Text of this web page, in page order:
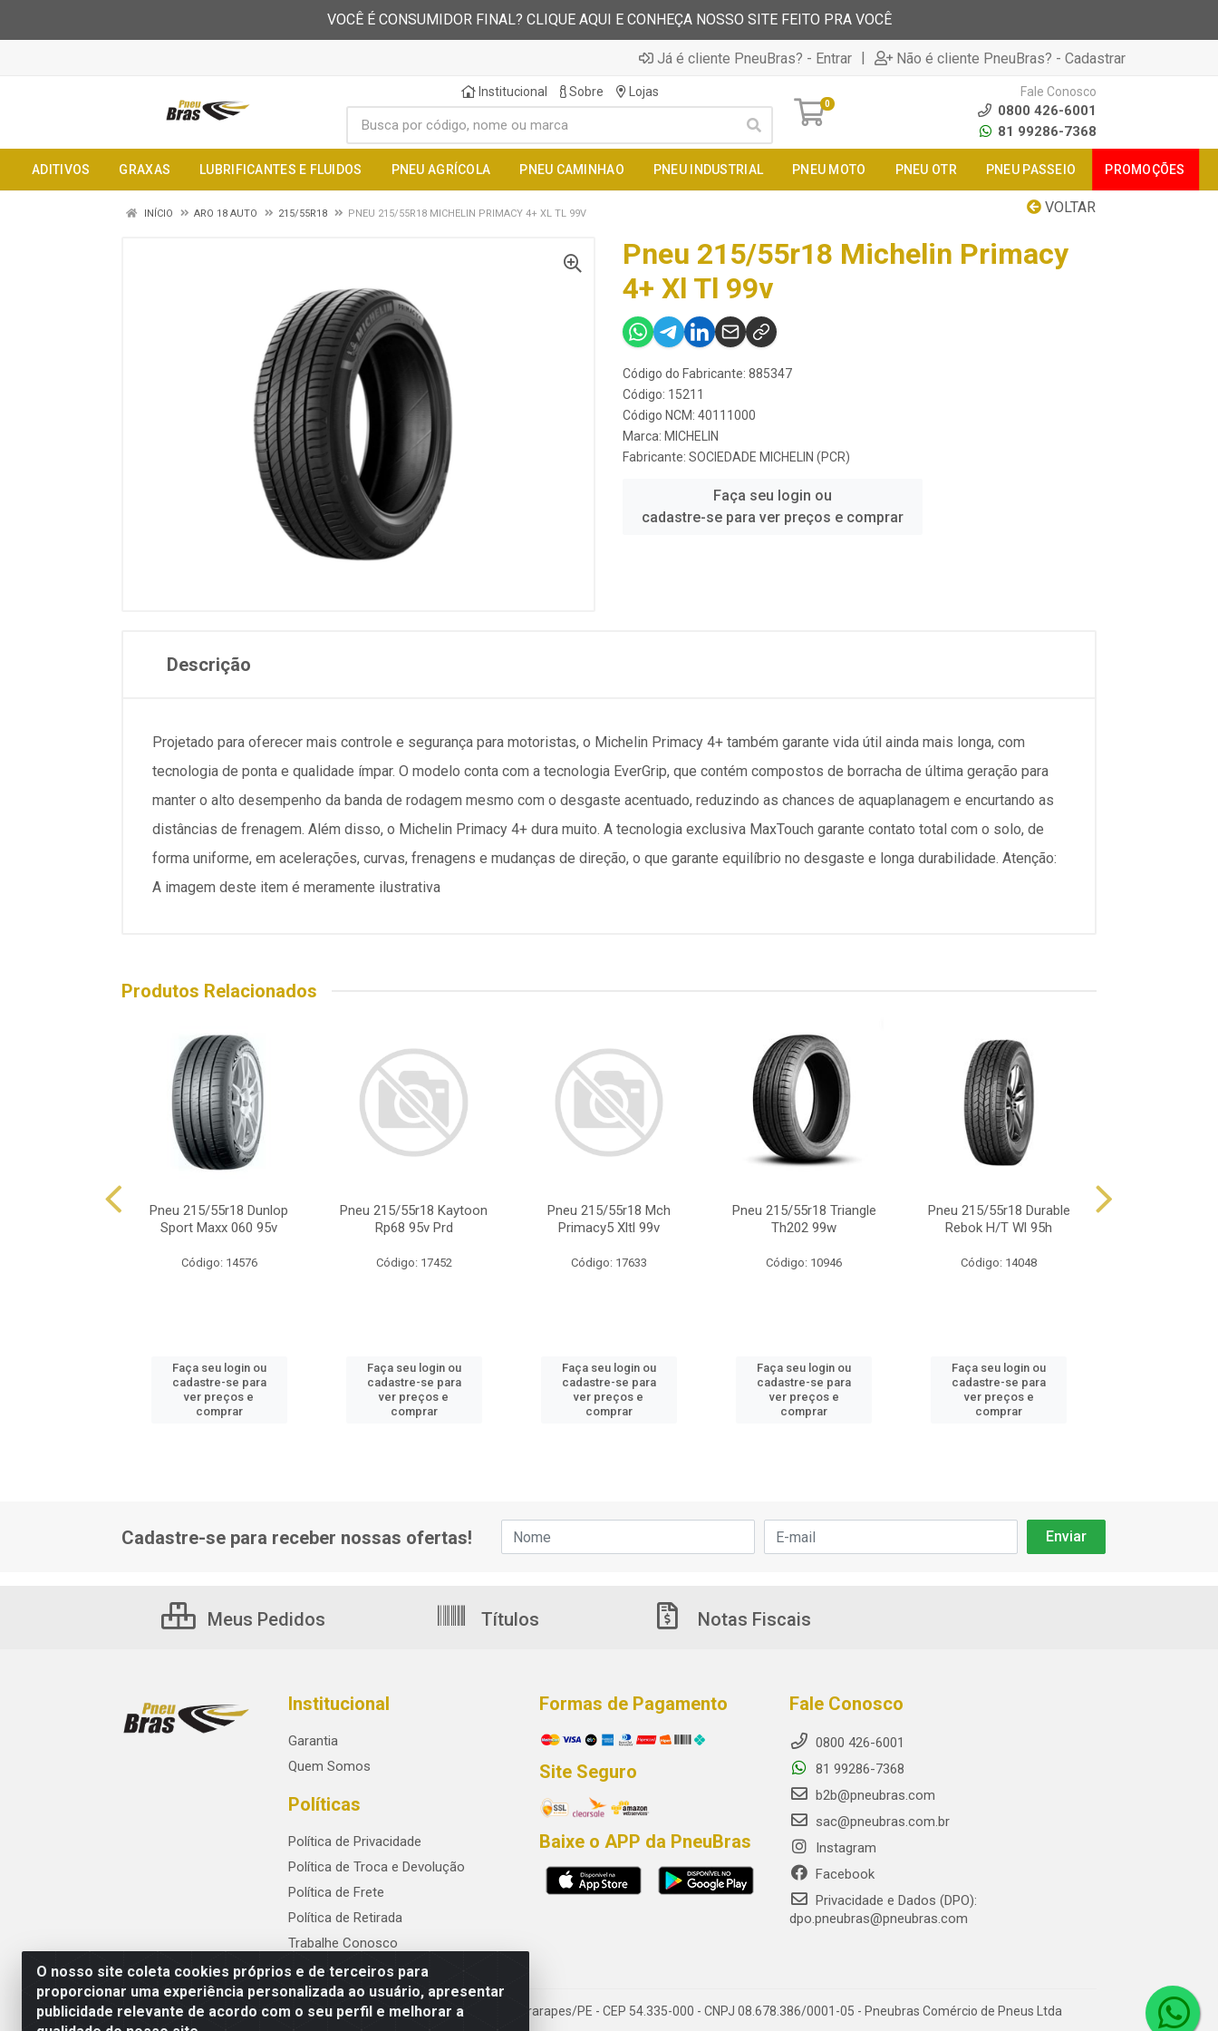
VOCÊ É CONSUMIDOR FINAL? CLIQUE AQUI E CONHEÇA NOSSO SITE FEITO PRA VOCÊ
Já é cliente PneuBras? - Entrar | Não é cliente PneuBras? - Cadastrar
Institucional Sobre Lojas
0
Fale Conosco
0800 426-6001
81 99286-7368
ADITIVOS GRAXAS LUBRIFICANTES E FLUIDOS PNEU AGRÍCOLA PNEU CAMINHAO PNEU INDUSTRIAL PNEU MOTO PNEU OTR PNEU PASSEIO PROMOÇÕES
VOLTAR
INÍCIO ARO 18 AUTO 215/55R18 PNEU 215/55R18 MICHELIN PRIMACY 4+ XL TL 99V
Pneu 215/55r18 Michelin Primacy
4+ Xl Tl 99v
Código do Fabricante: 885347
Código: 15211
Código NCM: 40111000
Marca: MICHELIN
Fabricante: SOCIEDADE MICHELIN (PCR)
Faça seu login ou
cadastre-se para ver preços e comprar
Descrição
Projetado para oferecer mais controle e segurança para motoristas, o Michelin Primacy 4+ também garante vida útil ainda mais longa, com
tecnologia de ponta e qualidade ímpar. O modelo conta com a tecnologia EverGrip, que contém compostos de borracha de última geração para
manter o alto desempenho da banda de rodagem mesmo com o desgaste acentuado, reduzindo as chances de aquaplanagem e encurtando as
distâncias de frenagem. Além disso, o Michelin Primacy 4+ dura muito. A tecnologia exclusiva MaxTouch garante contato total com o solo, de
forma uniforme, em acelerações, curvas, frenagens e mudanças de direção, o que garante equilíbrio no desgaste e longa durabilidade. Atenção:
A imagem deste item é meramente ilustrativa
Produtos Relacionados
Pneu 215/55r18 Dunlop
Sport Maxx 060 95v
Código: 14576
Faça seu login ou
cadastre-se para
ver preços e
comprar
Pneu 215/55r18 Kaytoon
Rp68 95v Prd
Código: 17452
Faça seu login ou
cadastre-se para
ver preços e
comprar
Pneu 215/55r18 Mch
Primacy5 Xltl 99v
Código: 17633
Faça seu login ou
cadastre-se para
ver preços e
comprar
Pneu 215/55r18 Triangle
Th202 99w
Código: 10946
Faça seu login ou
cadastre-se para
ver preços e
comprar
Pneu 215/55r18 Durable
Rebok H/T Wl 95h
Código: 14048
Faça seu login ou
cadastre-se para
ver preços e
comprar
O nosso site coleta cookies próprios e de terceiros para
proporcionar uma experiência personalizada ao usuário, apresentar
publicidade relevante de acordo com o seu perfil e melhorar a
Cadastre-se para receber nossas ofertas!
Meus Pedidos Títulos Notas Fiscais
Institucional
Garantia
Quem Somos
Políticas
Política de Privacidade
Política de Troca e Devolução
Política de Frete
Política de Retirada
Trabalhe Conosco
Formas de Pagamento
Site Seguro
Baixe o APP da PneuBras
Fale Conosco
0800 426-6001
81 99286-7368
b2b@pneubras.com
sac@pneubras.com.br
Instagram
Facebook
Privacidade e Dados (DPO):
dpo.pneubras@pneubras.com
PneuBras - Rodovia BR-101, KM 82 - Prazeres, Jaboatão dos Guararapes/PE - CEP 54.335-000 - CNPJ 08.678.386/0001-05 - Pneubras Comércio de Pneus Ltda